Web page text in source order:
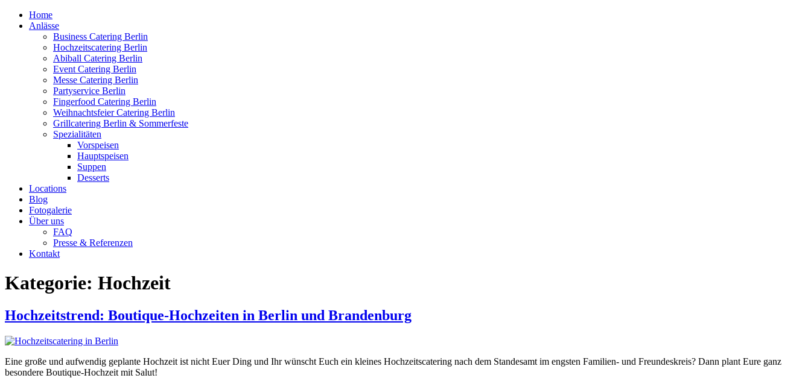
Home
Anlässe
Business Catering Berlin
Hochzeitscatering Berlin
Abiball Catering Berlin
Event Catering Berlin
Messe Catering Berlin
Partyservice Berlin
Fingerfood Catering Berlin
Weihnachtsfeier Catering Berlin
Grillcatering Berlin & Sommerfeste
Spezialitäten
Vorspeisen
Hauptspeisen
Suppen
Desserts
Locations
Blog
Fotogalerie
Über uns
FAQ
Presse & Referenzen
Kontakt
Kategorie: Hochzeit
Hochzeitstrend: Boutique-Hochzeiten in Berlin und Brandenburg
Eine große und aufwendig geplante Hochzeit ist nicht Euer Ding und Ihr wünscht Euch ein kleines Hochzeitscatering nach dem Standesamt im engsten Familien- und Freundeskreis? Dann plant Eure ganz
besondere Boutique-Hochzeit mit Salut!